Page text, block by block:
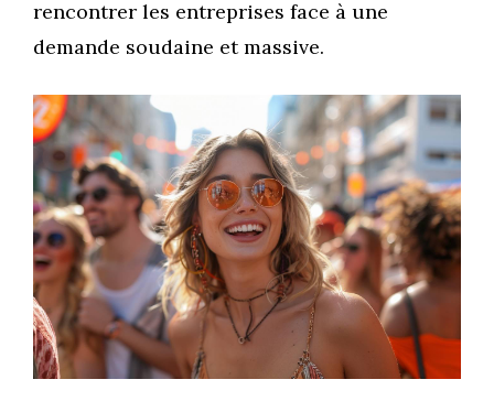
rencontrer les entreprises face à une
demande soudaine et massive.